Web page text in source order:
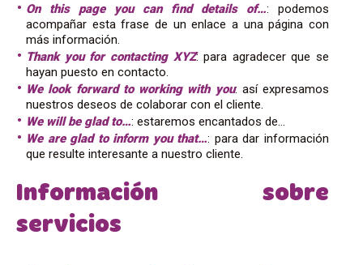
On this page you can find details of…: podemos
acompañar esta frase de un enlace a una página con
más información.
Thank you for contacting XYZ: para agradecer que se
hayan puesto en contacto.
We look forward to working with you: así expresamos
nuestros deseos de colaborar con el cliente.
We will be glad to…: estaremos encantados de…
We are glad to inform you that…: para dar información
que resulte interesante a nuestro cliente.
Información sobre
servicios